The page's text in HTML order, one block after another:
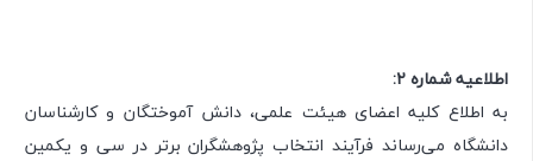
اطلاعیه شماره ۲:
به اطلاع کلیه اعضای هیئت علمی، دانش آموختگان و کارشناسان
دانشگاه می‌رساند فرآیند انتخاب پژوهشگران برتر در سی و یکمین